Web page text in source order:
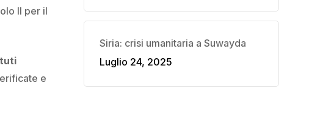
II per il
e
Siria: crisi umanitaria a Suwayda
Luglio 24, 2025